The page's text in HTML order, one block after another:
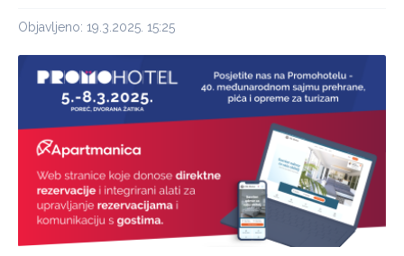
Objavljeno: 19.3.2025. 15:25